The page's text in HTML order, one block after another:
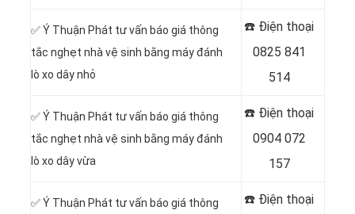
✅ Ý Thuận Phát tư vấn báo giá thông
tắc nghẹt nhà vệ sinh bằng máy đánh
lò xo dây nhỏ
☎️ Điện thoại
0825 841
514
✅ Ý Thuận Phát tư vấn báo giá thông
tắc nghẹt nhà vệ sinh bằng máy đánh
lò xo dây vừa
☎️ Điện thoại
0904 072
157
✅ Ý Thuận Phát tư vấn báo giá thông
☎️ Điện thoại